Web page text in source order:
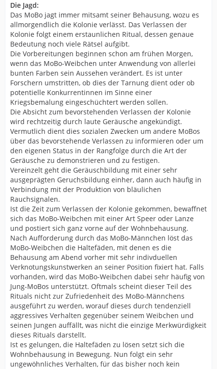
Die Jagd:
Das MoBo jagt immer mitsamt seiner Behausung, wozu es
allmorgendlich die Kolonie verlässt. Das Verlassen der
Kolonie folgt einem erstaunlichen Ritual, dessen genaue
Bedeutung noch viele Rätsel aufgibt.
Die Vorbereitungen beginnen schon am frühen Morgen,
wenn das MoBo-Weibchen unter Anwendung von allerlei
bunten Farben sein Aussehen verändert. Es ist unter
Forschern umstritten, ob dies der Tarnung dient oder ob
potentielle Konkurrentinnen im Sinne einer
Kriegsbemalung eingeschüchtert werden sollen.
Die Absicht zum bevorstehenden Verlassen der Kolonie
wird rechtzeitig durch laute Geräusche angekündigt.
Vermutlich dient dies sozialen Zwecken um andere MoBos
über das bevorstehende Verlassen zu informieren oder um
den eigenen Status in der Rangfolge durch die Art der
Geräusche zu demonstrieren und zu festigen.
Vereinzelt geht die Geräuschbildung mit einer sehr
ausgeprägten Geruchsbildung einher, dann auch häufig in
Verbindung mit der Produktion von bläulichen
Rauchsignalen.
Ist die Zeit zum Verlassen der Kolonie gekommen, bewaffnet
sich das MoBo-Weibchen mit einer Art Speer oder Lanze
und postiert sich ganz vorne auf der Wohnbehausung.
Nach Aufforderung durch das MoBo-Männchen löst das
MoBo-Weibchen die Haltefäden, mit denen es die
Behausung am Abend vorher mit sehr indivduellen
Verknotungskunstwerken an seiner Position fixiert hat. Falls
vorhanden, wird das MoBo-Weibchen dabei sehr häufig von
Jung-MoBos unterstützt. Oftmals scheint dieser Teil des
Rituals nicht zur Zufriedenheit des MoBo-Männchens
ausgeführt zu werden, worauf dieses durch tendenziell
aggressives Verhalten gegenüber seinem Weibchen und
seinen Jungen auffällt, was nicht die einzige Merkwürdigkeit
dieses Rituals darstellt.
Ist es gelungen, die Haltefäden zu lösen setzt sich die
Wohnbehausung in Bewegung. Nun folgt ein sehr
ungewöhnliches Verhalten, für das bisher noch kein